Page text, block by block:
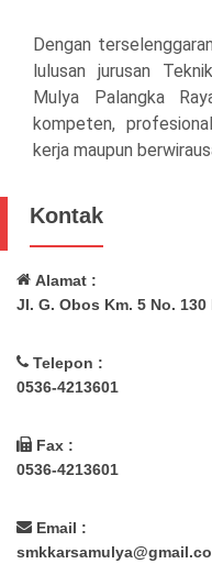
Dengan
lulusan jurusan
Mulya Palangka
kompeten,
kerja maupun
Kontak
Alamat :
Jl. G. Obos Km. 5 No.
Telepon :
0536-4213601
Fax :
0536-4213601
Email :